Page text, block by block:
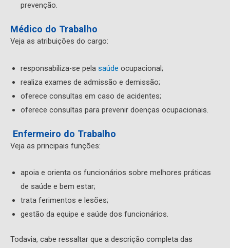
prevenção.
Médico do Trabalho
Veja as atribuições do cargo:
responsabiliza-se pela saúde ocupacional;
realiza exames de admissão e demissão;
oferece consultas em caso de acidentes;
oferece consultas para prevenir doenças ocupacionais.
Enfermeiro do Trabalho
Veja as principais funções:
apoia e orienta os funcionários sobre melhores práticas
de saúde e bem estar;
trata ferimentos e lesões;
gestão da equipe e saúde dos funcionários.
Todavia, cabe ressaltar que a descrição completa das